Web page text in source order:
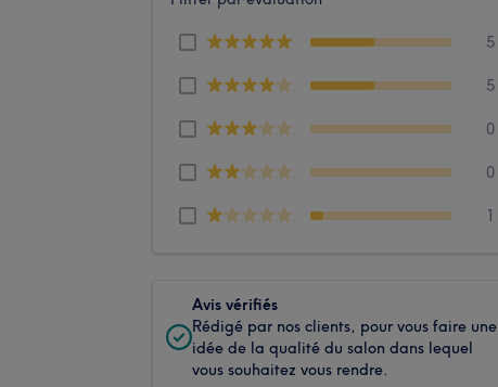
5
5
0
0
1
Avis vérifiés
Rédigé par nos clients, pour vous faire une
idée de la qualité du salon dans lequel
vous souhaitez vous rendre.